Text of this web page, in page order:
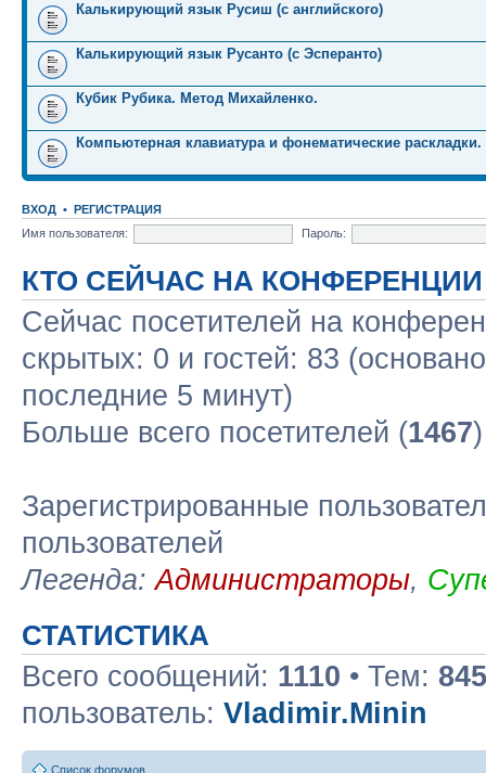
Калькирующий язык Русиш (с английского)
Калькирующий язык Русанто (с Эсперанто)
Кубик Рубика. Метод Михайленко.
Компьютерная клавиатура и фонематические раскладки.
ВХОД • РЕГИСТРАЦИЯ
Имя пользователя:
Пароль:
КТО СЕЙЧАС НА КОНФЕРЕНЦИИ
Сейчас посетителей на
скрытых: 0 и гостей: 83
последние 5 минут)
Больше всего посетителей (1467
Зарегистрированные
пользователей
Легенда:Администраторы,
СТАТИСТИКА
Всего сообщений: 1110 • Тем: 845
пользователь: Vladimir.Minin
Список форумов